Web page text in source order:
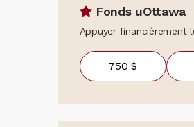
Fonds uOttawa
Appuyer financièrement
750 $